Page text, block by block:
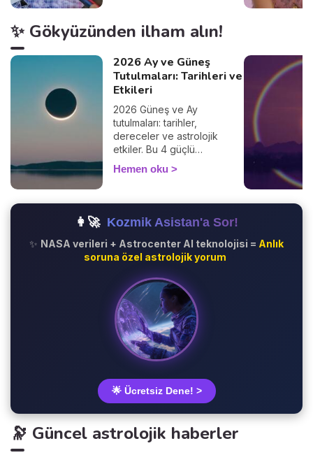
ve ilişkileriniz üzerindeki
yükselen burç hesaplama
nasıl yapılır? Çok basit! Tek
ihtiyacınız olan doğum
%100 güvenilir bir sonuç
alacağınızdan emin
olabilirsiniz 🙏.
✨ Gökyüzünden ilham alın!
2026 Ay ve Güneş
Tutulmaları: Tarihleri ve
Etkileri
2026 Güneş ve Ay
tutulmaları: tarihler,
dereceler ve astrolojik
etkiler. Bu 4 güçlü
fenomenin hayatınızı nasıl
etkilediğini keşfedin.
Hemen oku
👩‍🚀 Kozmik Asistan'a Sor!
✨ NASA verileri + Astrocenter AI teknolojisi = Anlık
soruna özel astrolojik yorum
🌟 Ücretsiz Dene! >
🔭 Güncel astrolojik haberler